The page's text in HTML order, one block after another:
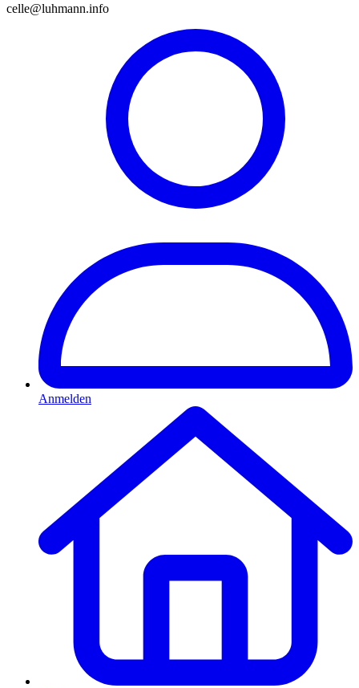
celle@luhmann.info
Anmelden